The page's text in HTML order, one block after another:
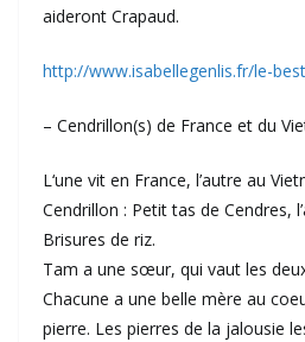
aideront Crapaud.
http://www.isabellegenlis.fr/le-
– Cendrillon(s) de France et du
L‘une vit en France, l’autre au
Cendrillon : Petit tas de Cendres,
Brisures de riz.
Tam a une sœur, qui vaut les
Chacune a une belle mère au
pierre. Les pierres de la jalousie